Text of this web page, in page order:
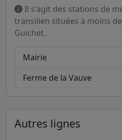
Il s'agit des stations de
transilien situées à moins
Guichet.
Mairie
Ferme de la Vauve
Autres lignes